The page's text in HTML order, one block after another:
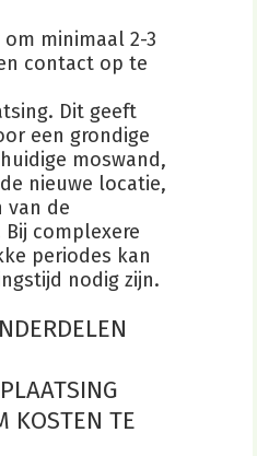
minimaal 2-3
contact op te
Dit geeft
een grondige
moswand,
nieuwe locatie,
van de
complexere
periodes kan
nodig zijn.
KOSTEN TE